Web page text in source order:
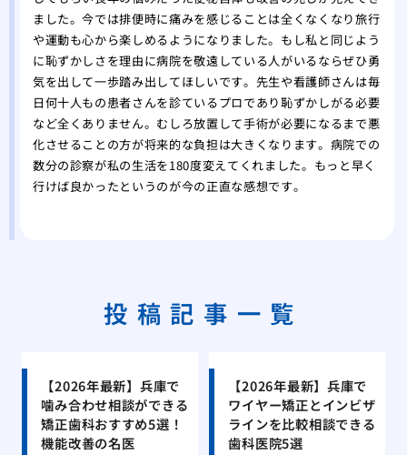
ました。今では排便時に痛みを感じることは全くなくなり旅行
や運動も心から楽しめるようになりました。もし私と同じよう
に恥ずかしさを理由に病院を敬遠している人がいるならぜひ勇
気を出して一歩踏み出してほしいです。先生や看護師さんは毎
日何十人もの患者さんを診ているプロであり恥ずかしがる必要
など全くありません。むしろ放置して手術が必要になるまで悪
化させることの方が将来的な負担は大きくなります。病院での
数分の診察が私の生活を180度変えてくれました。もっと早く
行けば良かったというのが今の正直な感想です。
投稿記事一覧
【2026年最新】兵庫で
噛み合わせ相談ができる
矯正歯科おすすめ5選！
機能改善の名医
【2026年最新】兵庫で
ワイヤー矯正とインビザ
ラインを比較相談できる
歯科医院5選